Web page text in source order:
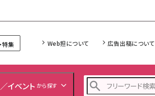
特集 Web担について 広告出稿について
イベント から探す
プレゼントを